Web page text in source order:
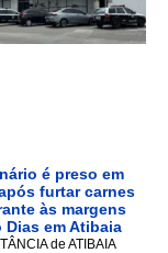
é preso em
furtar carnes
às margens
Dias em Atibaia
de ATIBAIA